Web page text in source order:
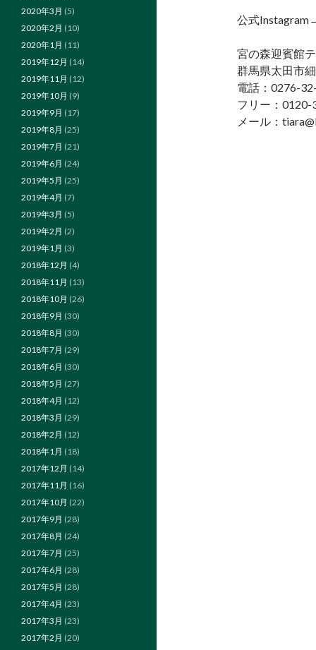
公式
宮の森迎賓館
群馬県太田市
電話：0276-
フリー：0120-
メール：
2020年3月 (5)
2020年2月 (10)
2020年1月 (11)
2019年12月 (14)
2019年11月 (12)
2019年10月 (9)
2019年9月 (17)
2019年8月 (25)
2019年7月 (21)
2019年6月 (24)
2019年5月 (25)
2019年4月 (7)
2019年3月 (5)
2019年2月 (2)
2019年1月 (3)
2018年12月 (4)
2018年11月 (13)
2018年10月 (26)
2018年9月 (30)
2018年8月 (30)
2018年7月 (29)
2018年6月 (30)
2018年5月 (27)
2018年4月 (12)
2018年3月 (29)
2018年2月 (12)
2018年1月 (18)
2017年12月 (14)
2017年11月 (16)
2017年10月 (22)
2017年9月 (28)
2017年8月 (24)
2017年7月 (25)
2017年6月 (28)
2017年5月 (28)
2017年4月 (23)
2017年3月 (23)
2017年2月 (20)